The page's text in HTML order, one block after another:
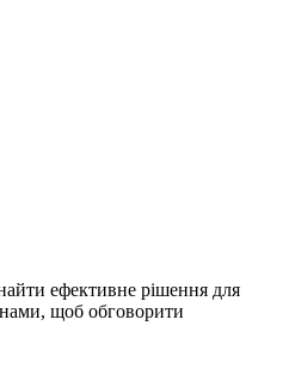
ефективне рішення для
нами, щоб обговорити